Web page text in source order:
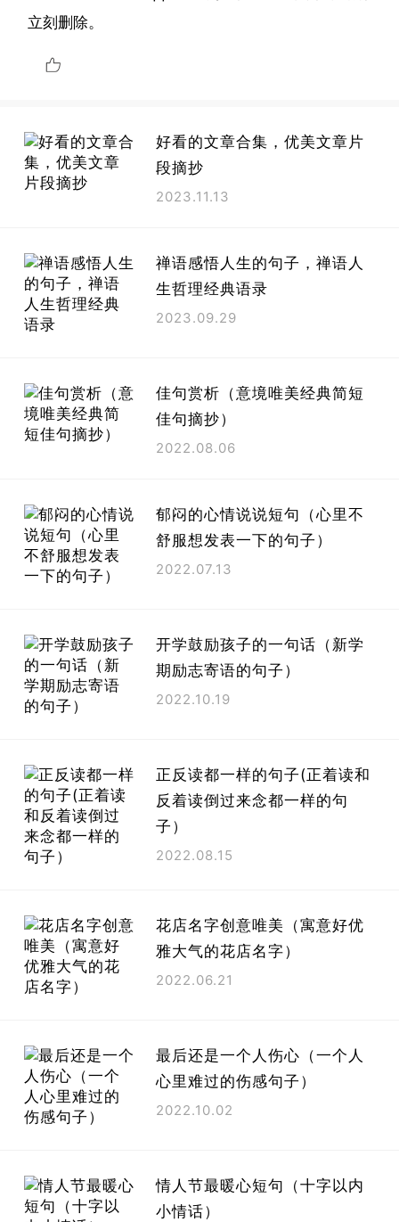
立刻删除。
好看的文章合集，优美文章片
段摘抄
2023.11.13
禅语感悟人生的句子，禅语人
生哲理经典语录
2023.09.29
佳句赏析（意境唯美经典简短
佳句摘抄）
2022.08.06
郁闷的心情说说短句（心里不
舒服想发表一下的句子）
2022.07.13
开学鼓励孩子的一句话（新学
期励志寄语的句子）
2022.10.19
正反读都一样的句子(正着读和
反着读倒过来念都一样的句
子）
2022.08.15
花店名字创意唯美（寓意好优
雅大气的花店名字）
2022.06.21
最后还是一个人伤心（一个人
心里难过的伤感句子）
2022.10.02
情人节最暖心短句（十字以内
小情话）